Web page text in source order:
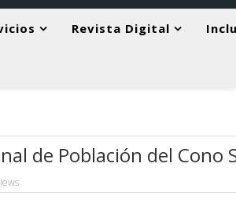
Revista Digital
de Población del Cono